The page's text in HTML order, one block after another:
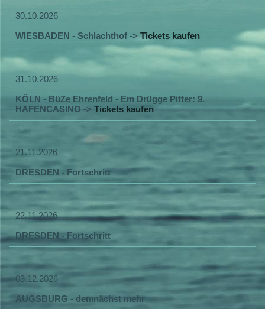
30.10.2026
WIESBADEN - Schlachthof -> Tickets kaufen
31.10.2026
KÖLN - BüZe Ehrenfeld - Em Drügge Pitter: 9.
HAFENCASINO -> Tickets kaufen
21.11.2026
DRESDEN - Fortschritt
22.11.2026
DRESDEN - Fortschritt
03.12.2026
AUGSBURG - demnächst mehr